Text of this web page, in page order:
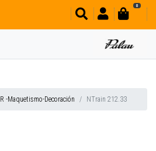
0
R -Maquetismo-Decoración NTrain 212.33